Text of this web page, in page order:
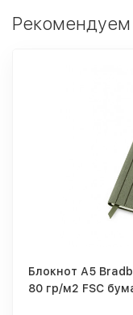
Рекомендуем
Блокнот А5
80 гр/м2 FSC